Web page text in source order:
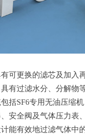
可更换的滤芯及加入
有过滤水分、分解物
括SF6专用无油压缩
安全阀及气体压力表
能有效地过滤气体中